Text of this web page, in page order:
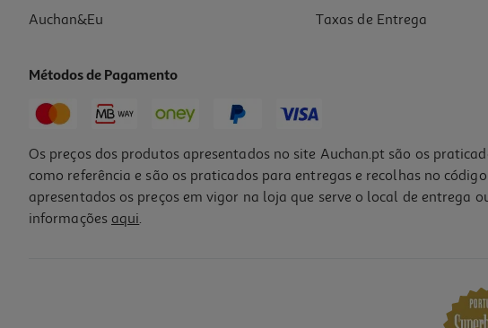
Auchan&Eu
Taxas de Entrega
Métodos de Pagamento
Os preços dos produtos apresentados no site Auchan.pt são os
como referência e são os praticados para entregas e recolhas no
apresentados os preços em vigor na loja que serve o local de
informações aqui.